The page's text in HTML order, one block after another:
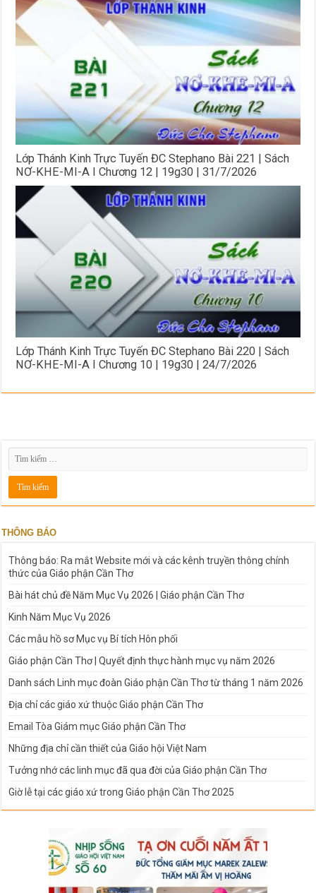
Lớp Thánh Kinh Trực Tuyến ĐC Stephano Bài 221 | Sách
NƠ-KHE-MI-A I Chương 12 | 19g30 | 31/7/2026
Lớp Thánh Kinh Trực Tuyến ĐC Stephano Bài 220 | Sách
NƠ-KHE-MI-A I Chương 10 | 19g30 | 24/7/2026
THÔNG BÁO
Thông báo: Ra mắt Website mới và các kênh truyền thông chính
thức của Giáo phận Cần Thơ
Bài hát chủ đề Năm Mục Vụ 2026 | Giáo phận Cần Thơ
Kinh Năm Mục Vụ 2026
Các mẫu hồ sơ Mục vụ Bí tích Hôn phối
Giáo phận Cần Thơ | Quyết định thực hành mục vụ năm 2026
Danh sách Linh mục đoàn Giáo phận Cần Thơ từ tháng 1 năm 2026
Địa chỉ các giáo xứ thuộc Giáo phận Cần Thơ
Email Tòa Giám mục Giáo phận Cần Thơ
Những địa chỉ cần thiết của Giáo hội Việt Nam
Tưởng nhớ các linh mục đã qua đời của Giáo phận Cần Thơ
Giờ lễ tại các giáo xứ trong Giáo phận Cần Thơ 2025